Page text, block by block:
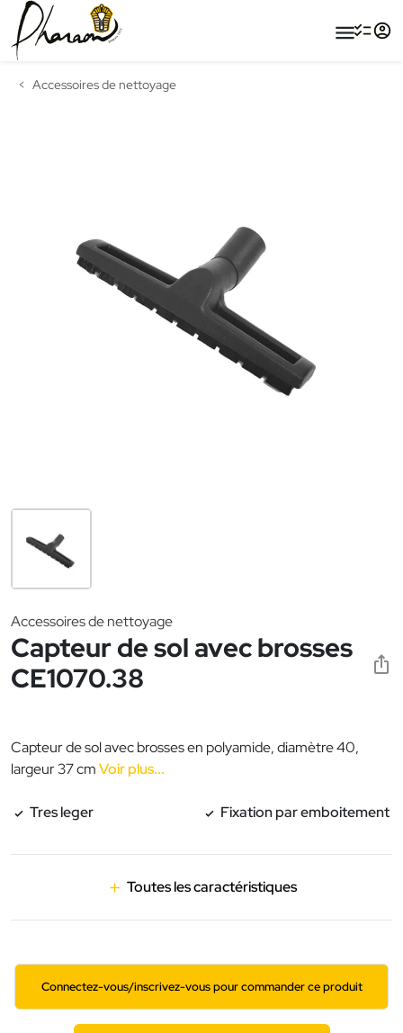
menu
Accessoires de nettoyage
Accessoires de nettoyage
Capteur de sol avec brosses
CE1070.38
Capteur de sol avec brosses en polyamide, diamètre 40,
largeur 37 cmVoir plus...
Tres leger Fixation par emboitement
Toutes les caractéristiques
Connectez-vous/inscrivez-vous pour commander ce produit